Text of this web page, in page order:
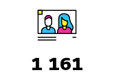
1 161